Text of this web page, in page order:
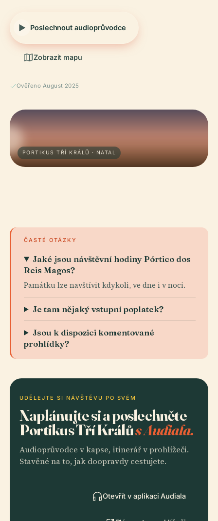
Poslechnout audioprůvodce
Zobrazit mapu
Ověřeno August 2025
PORTIKUS TŘÍ KRÁLŮ · NATAL
ČASTÉ OTÁZKY
Jaké jsou návštěvní hodiny Pórtico dos
Reis Magos?
Památku lze navštívit kdykoli, ve dne i v noci.
Je tam nějaký vstupní poplatek?
Jsou k dispozici komentované
prohlídky?
UDĚLEJTE SI NÁVŠTĚVU PO SVÉM
Naplánujte si a poslechněte
Portikus Tří Králůs Audiala.
Audioprůvodce v kapse, itinerář v prohlížeči.
Stavěné na to, jak doopravdy cestujete.
Otevřít v aplikaci Audiala